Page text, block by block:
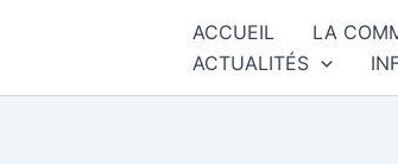
ACCUEIL LA
ACTUALITÉS